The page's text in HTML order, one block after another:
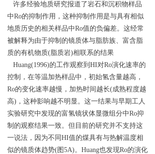
许多经验地质研究报道了岩石和沉积物样品
中Ro的抑制作用，这种抑制作用是与具有相似
地质历史的相关样品中Ro值的负偏差。这经常
被解释为由于抑制的镜质体与脂肪族、富含脂
质的有机物质(脂质岩)相联系的结果
Huang(1996)的工作观察到HI对Ro演化速率的
控制，在等温加热样品中，初始氢含量越高，
Ro的变化速率越慢，加热时间越长(成熟程度越
高)，这种影响越不明显。这一结果与早期工人
实验研究中发现的富氢镜状体显微组分中Ro抑
制的观察结果一致。但目前的研究并不支持这
一说法，因为不同HI值的煤具有与热解温度相
似的镜质体趋势(图5A)。Huang也发现Ro的演化